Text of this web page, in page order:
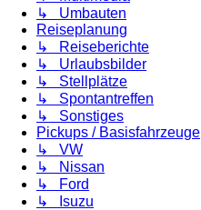
↳ Umbauten
Reiseplanung
↳ Reiseberichte
↳ Urlaubsbilder
↳ Stellplätze
↳ Spontantreffen
↳ Sonstiges
Pickups / Basisfahrzeuge
↳ VW
↳ Nissan
↳ Ford
↳ Isuzu